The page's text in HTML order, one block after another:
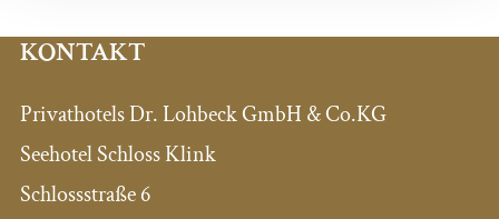
KONTAKT
Privathotels Dr. Lohbeck GmbH & Co.KG
Seehotel Schloss Klink
Schlossstraße 6